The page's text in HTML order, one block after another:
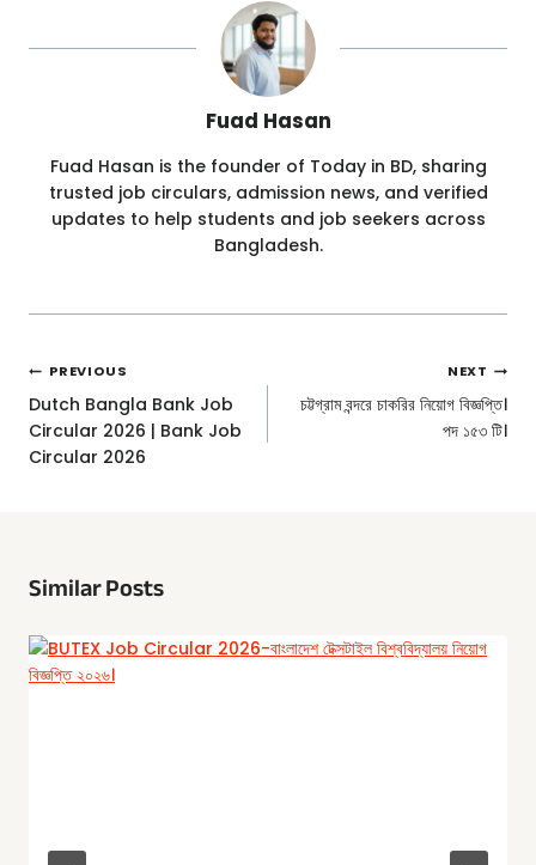
Fuad Hasan
Fuad Hasan is the founder of Today in BD, sharing
trusted job circulars, admission news, and verified
updates to help students and job seekers across
Bangladesh.
Post
Navigation
PREVIOUS
Dutch Bangla Bank Job
Circular 2026 | Bank Job
Circular 2026
NEXT
চট্টগ্রাম বন্দরে চাকরির নিয়োগ বিজ্ঞপ্তি।
পদ ১৫৩ টি।
Similar Posts